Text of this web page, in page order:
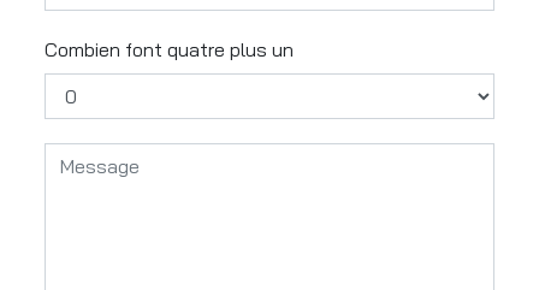
Combien font quatre plus un